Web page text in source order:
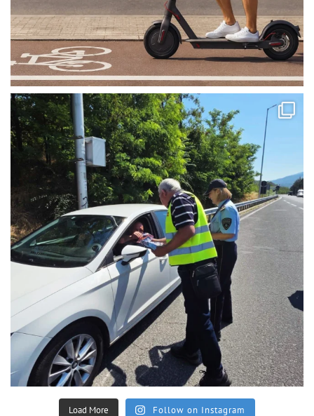
Load More Follow on Instagram